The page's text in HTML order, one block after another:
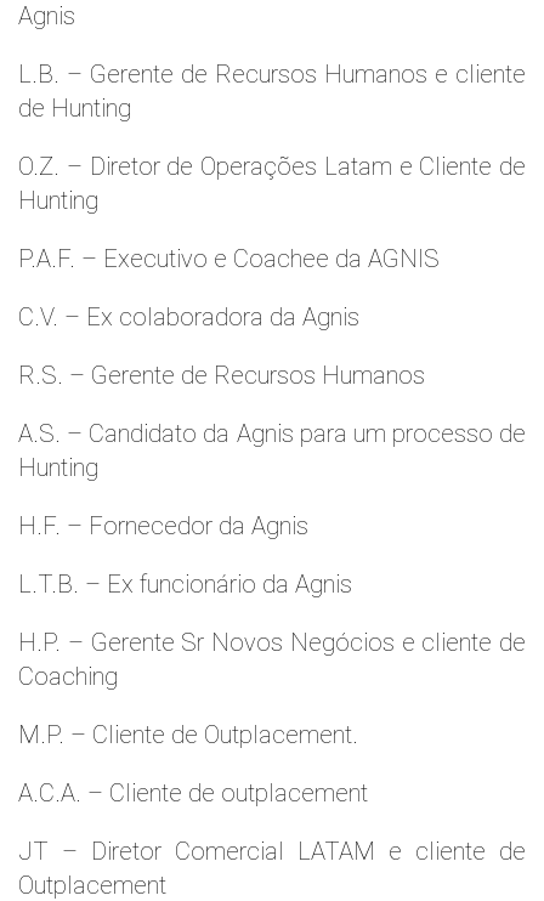
Agnis
L.B. – Gerente de Recursos Humanos e cliente
de Hunting
O.Z. – Diretor de Operações Latam e Cliente de
Hunting
P.A.F. – Executivo e Coachee da AGNIS
C.V. – Ex colaboradora da Agnis
R.S. – Gerente de Recursos Humanos
A.S. – Candidato da Agnis para um processo de
Hunting
H.F. – Fornecedor da Agnis
L.T.B. – Ex funcionário da Agnis
H.P. – Gerente Sr Novos Negócios e cliente de
Coaching
M.P. – Cliente de Outplacement.
A.C.A. – Cliente de outplacement
JT – Diretor Comercial LATAM e cliente de
Outplacement